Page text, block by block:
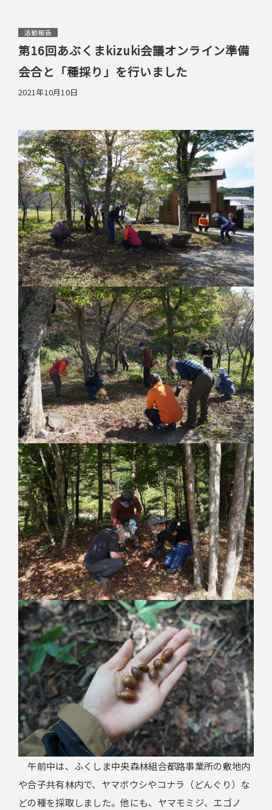
活動報告
第16回あぶくまkizuki会議オンライン準備
会合と「種採り」を行いました
2021年10月10日
午前中は、ふくしま中央森林組合都路事業所の敷地内
や合子共有林内で、ヤマボウシやコナラ（どんぐり）な
どの種を採取しました。他にも、ヤマモミジ、エゴノ